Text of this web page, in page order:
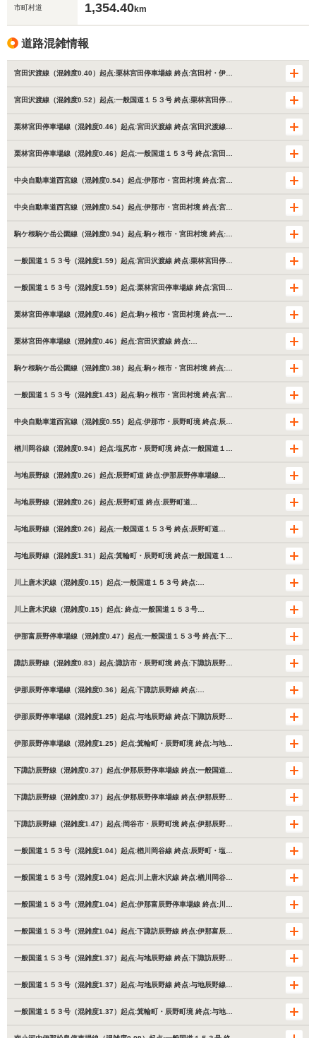
市町村道 1,354.40km
道路混雑情報
宮田沢渡線（混雑度0.40）起点:栗林宮田停車場線 終点:宮田村・伊…
宮田沢渡線（混雑度0.52）起点:一般国道１５３号 終点:栗林宮田停…
栗林宮田停車場線（混雑度0.46）起点:宮田沢渡線 終点:宮田沢渡線…
栗林宮田停車場線（混雑度0.46）起点:一般国道１５３号 終点:宮田…
中央自動車道西宮線（混雑度0.54）起点:伊那市・宮田村境 終点:宮…
中央自動車道西宮線（混雑度0.54）起点:伊那市・宮田村境 終点:宮…
駒ケ根駒ケ岳公園線（混雑度0.94）起点:駒ヶ根市・宮田村境 終点:…
一般国道１５３号（混雑度1.59）起点:宮田沢渡線 終点:栗林宮田停…
一般国道１５３号（混雑度1.59）起点:栗林宮田停車場線 終点:宮田…
栗林宮田停車場線（混雑度0.46）起点:駒ヶ根市・宮田村境 終点:一…
栗林宮田停車場線（混雑度0.46）起点:宮田沢渡線 終点:…
駒ケ根駒ケ岳公園線（混雑度0.38）起点:駒ヶ根市・宮田村境 終点:…
一般国道１５３号（混雑度1.43）起点:駒ヶ根市・宮田村境 終点:宮…
中央自動車道西宮線（混雑度0.55）起点:伊那市・辰野町境 終点:辰…
楢川岡谷線（混雑度0.94）起点:塩尻市・辰野町境 終点:一般国道１…
与地辰野線（混雑度0.26）起点:辰野町道 終点:伊那辰野停車場線…
与地辰野線（混雑度0.26）起点:辰野町道 終点:辰野町道…
与地辰野線（混雑度0.26）起点:一般国道１５３号 終点:辰野町道…
与地辰野線（混雑度1.31）起点:箕輪町・辰野町境 終点:一般国道１…
川上唐木沢線（混雑度0.15）起点:一般国道１５３号 終点:…
川上唐木沢線（混雑度0.15）起点: 終点:一般国道１５３号…
伊那富辰野停車場線（混雑度0.47）起点:一般国道１５３号 終点:下…
諏訪辰野線（混雑度0.83）起点:諏訪市・辰野町境 終点:下諏訪辰野…
伊那辰野停車場線（混雑度0.36）起点:下諏訪辰野線 終点:…
伊那辰野停車場線（混雑度1.25）起点:与地辰野線 終点:下諏訪辰野…
伊那辰野停車場線（混雑度1.25）起点:箕輪町・辰野町境 終点:与地…
下諏訪辰野線（混雑度0.37）起点:伊那辰野停車場線 終点:一般国道…
下諏訪辰野線（混雑度0.37）起点:伊那辰野停車場線 終点:伊那辰野…
下諏訪辰野線（混雑度1.47）起点:岡谷市・辰野町境 終点:伊那辰野…
一般国道１５３号（混雑度1.04）起点:楢川岡谷線 終点:辰野町・塩…
一般国道１５３号（混雑度1.04）起点:川上唐木沢線 終点:楢川岡谷…
一般国道１５３号（混雑度1.04）起点:伊那富辰野停車場線 終点:川…
一般国道１５３号（混雑度1.04）起点:下諏訪辰野線 終点:伊那富辰…
一般国道１５３号（混雑度1.37）起点:与地辰野線 終点:下諏訪辰野…
一般国道１５３号（混雑度1.37）起点:与地辰野線 終点:与地辰野線…
一般国道１５３号（混雑度1.37）起点:箕輪町・辰野町境 終点:与地…